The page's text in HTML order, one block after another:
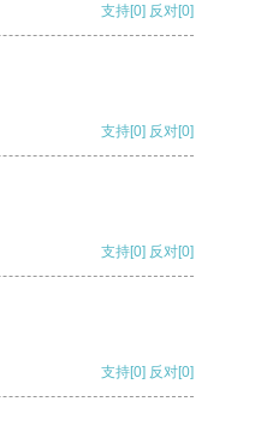
支持[0] 反对[0]
支持[0] 反对[0]
支持[0] 反对[0]
支持[0] 反对[0]